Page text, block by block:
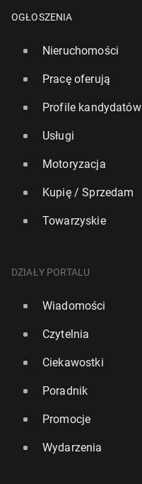
OGŁOSZENIA
Nieruchomości
Pracę oferują
Profile kandydatów
Usługi
Motoryzacja
Kupię / Sprzedam
Towarzyskie
DZIAŁY PORTALU
Wiadomości
Czytelnia
Ciekawostki
Poradnik
Promocje
Wydarzenia